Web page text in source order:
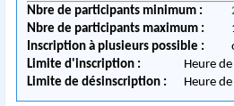
Nbre de participants minimum :
Nbre de participants maximum :
Inscription à plusieurs possible :
Limite d'inscription :
Heure
Limite de désinscription :
Heure